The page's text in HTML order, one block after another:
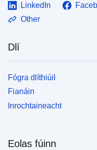
LinkedIn
Other
Dlí
Fógra dlíthiúil
Fianáin
Inrochtaineacht
Eolas fúinn